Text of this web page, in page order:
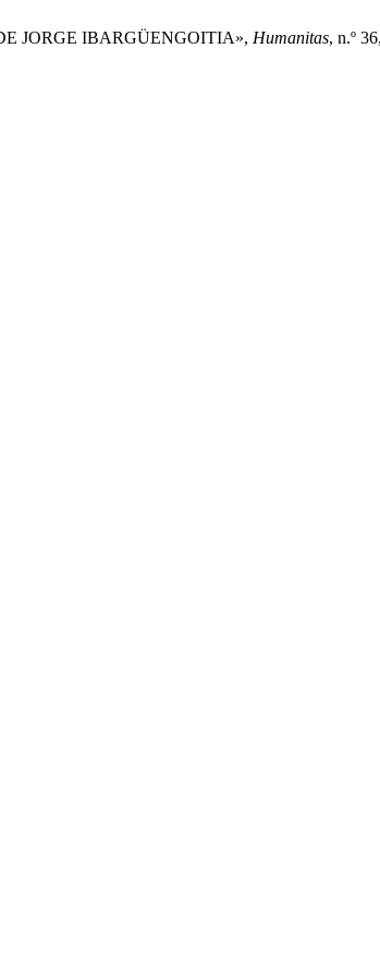
JORGE IBARGÜENGOITIA», Humanitas, n.º